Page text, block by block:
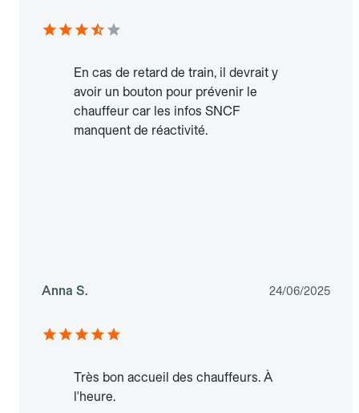
En cas de retard de train, il devrait y
avoir un bouton pour prévenir le
chauffeur car les infos SNCF
manquent de réactivité.
Anna S. 24/06/2025
Très bon accueil des chauffeurs. À
l'heure.